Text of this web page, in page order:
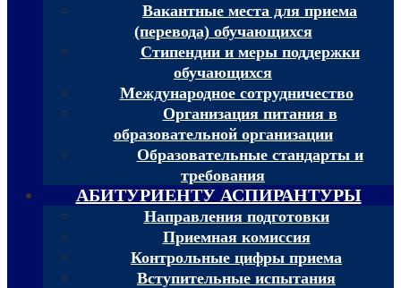
Вакантные места для приема
(перевода) обучающихся
Стипендии и меры поддержки
обучающихся
Международное сотрудничество
Организация питания в
образовательной организации
Образовательные стандарты и
требования
АБИТУРИЕНТУ АСПИРАНТУРЫ
Направления подготовки
Приемная комиссия
Контрольные цифры приема
Вступительные испытания